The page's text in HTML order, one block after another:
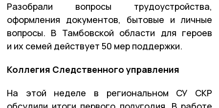
Разобрали вопросы трудоустройства,
оформления документов, бытовые и личные
вопросы. В Тамбовской области для героев
и их семей действует 50 мер поддержки.
Коллегия Следственного управления
На этой неделе в региональном СУ СКР